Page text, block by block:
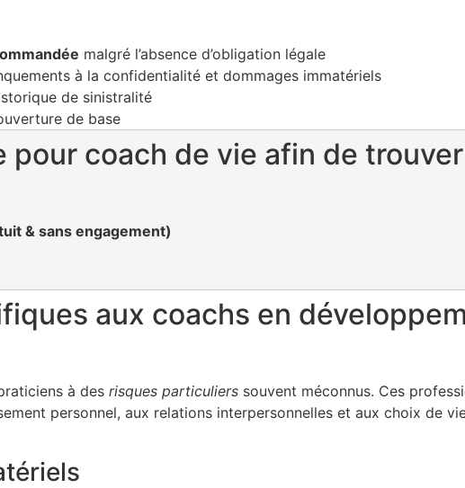
malgré l’absence d’obligation légale
à la confidentialité et dommages immatériels
de sinistralité
de base
pour coach de vie afin de
& sans engagement)
aux coachs en
à des risques particuliers souvent méconnus. Ces
personnel, aux relations interpersonnelles et aux choix de